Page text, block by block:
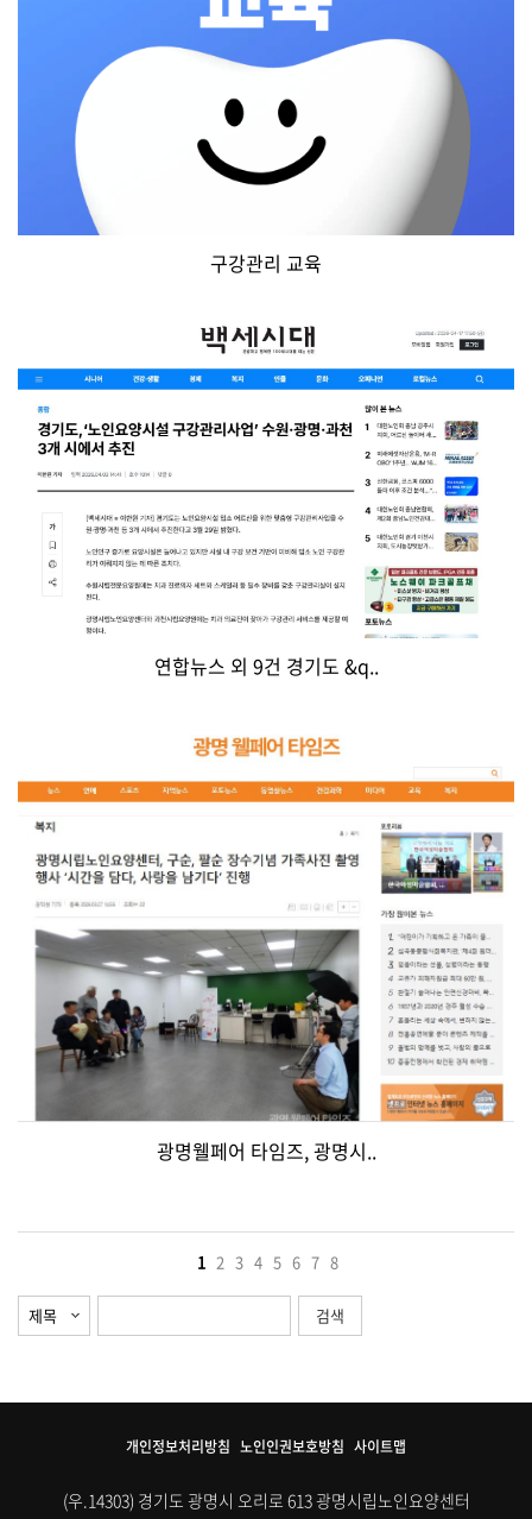
구강관리 교육
연합뉴스 외 9건 경기도 &q..
광명웰페어 타임즈, 광명시..
1 2 3 4 5 6 7 8
개인정보처리방침 노인인권보호방침 사이트맵
(우.14303) 경기도 광명시 오리로 613 광명시립노인요양센터